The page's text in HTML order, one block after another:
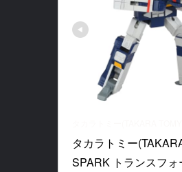
タカラトミー
SPARK トランスフォ